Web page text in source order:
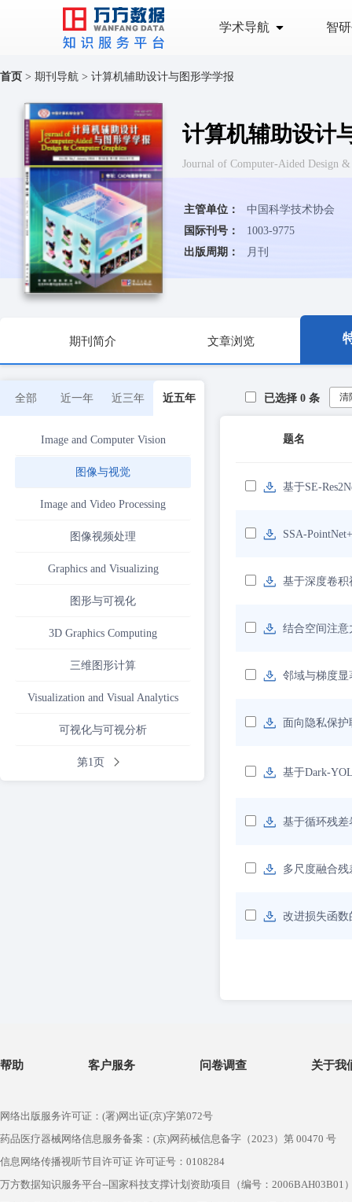
学术导航 智
首页 > 期刊导航 > 计算机辅助设计与图形学学报
计算机辅助设计
Journal of Computer-Aided Design
主管单位：
中国科学技术协会
国际刊号：
1003-9775
出版周期：
月刊
期刊简介 文章浏览
全部 近一年 近三年 近五年
Image and Computer Vision
图像与视觉
Image and Video Processing
图像视频处理
Graphics and Visualizing
图形与可视化
3D Graphics Computing
三维图形计算
Visualization and Visual Analytics
可视化与可视分析
第1页
已选择 0 条 清
题名
基于SE-
SSA-
基于深度卷
结合空间注
邻域与梯度
面向隐私保
基于Dark-
基于循环残
多尺度融合
改进损失函数
帮助 客户服务 问卷调查 关于我
网络出版服务许可证：(署)网出证(京)字第072号
药品医疗器械网络信息服务备案：(京)网药械信息备字（2023）第 00470 号
信息网络传播视听节目许可证 许可证号：0108284
万方数据知识服务平台--国家科技支撑计划资助项目（编号：2006BAH03B01